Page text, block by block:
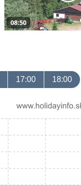
08:50
17:00 18:00